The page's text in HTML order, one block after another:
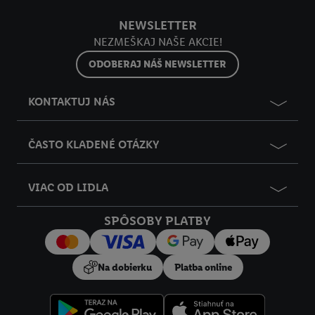
NEWSLETTER
NEZMEŠKAJ NAŠE AKCIE!
ODOBERAJ NÁŠ NEWSLETTER
KONTAKTUJ NÁS
ČASTO KLADENÉ OTÁZKY
VIAC OD LIDLA
SPÔSOBY PLATBY
Na dobierku Platba online
údajov a Vašom práve kedykoľvek odvolať súhlas s účinnosťou
do budúcnosti nájdete v našich zásadách ochrany osobných
Imprint nájdete tu.